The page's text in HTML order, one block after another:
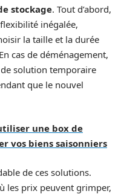
stockage. Tout d’abord,
inégalée,
la taille et la durée
cas de déménagement,
solution temporaire
que le nouvel
une box de
vos biens saisonniers
de ces solutions.
les prix peuvent grimper,